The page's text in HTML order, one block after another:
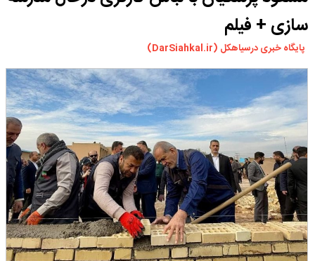
چندرسانه ای
مسیر گردشگری دیلمان
درباره ما
سازی + فیلم
پایگاه خبری درسیاهکل (DarSiahkal.ir)